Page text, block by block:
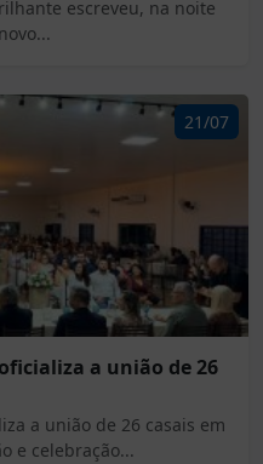
escreveu, na noite
21/07
a união de 26
a união de 26 casais em
e celebração...